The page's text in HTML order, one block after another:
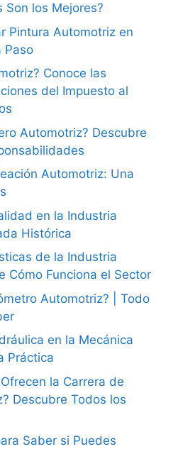
Son los Mejores?
Pintura Automotriz en
Paso
Conoce las
del Impuesto al
Automotriz? Descubre
Automotriz: Una
en la Industria
Histórica
de la Industria
Cómo Funciona el Sector
Automotriz? | Todo
en la Mecánica
Práctica
la Carrera de
Descubre Todos los
Saber si Puedes